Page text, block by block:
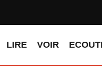
LIRE VOIR